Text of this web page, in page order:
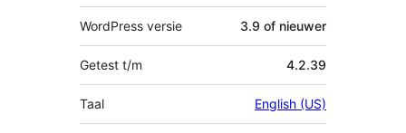
WordPress versie 3.9 of nieuwer
Getest t/m 4.2.39
Taal English (US)